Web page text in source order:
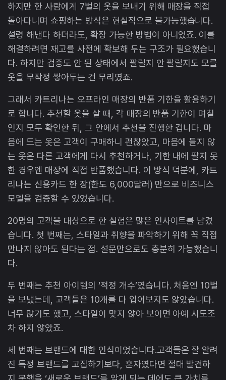
하지만 한 사람에게 7벌의 옷을 보내기 위해 매장을 직접
돌아다니며 쇼핑하는 방식은 현실적으로 불가능했습니다.
설령 해낸다 하더라도, 확장 가능한 방법이 아니었죠. 이를
해결하려면 재고를 사전에 확보해 두는 구조가 필요했습니
다. 하지만 검증도 안 된 상태에서 팔릴지 안 팔릴지도 모를
옷을 무작정 쌓아두는 건 무리였죠.
그래서 카트리나는 오프라인 매장의 반품 기한을 활용하기
로 합니다. 추천할 옷을 살 때, 각 매장의 반품 기한이 며칠
인지 모두 확인한 뒤, 그 안에서 추천을 진행한 겁니다. 마
음에 드는 옷은 고객이 구매하니 괜찮았고, 마음에 들지 않
는 옷은 다른 고객에게 다시 추천하거나, 기한 내에 팔지 못
한 경우엔 매장에 직접 반품했습니다. 이 방식 덕분에, 카트
리나는 신용카드 한 장(한도 6,000달러) 만으로 비즈니스
모델을 검증할 수 있었습니다.
20명의 고객을 대상으로 한 실험은 많은 인사이트를 남겼
습니다. 첫 번째는, 스타일과 취향을 파악하기 위해 꼭 직접
만나지 않아도 된다는 점. 설문만으로도 충분히 가능했습니
다.
두 번째는 추천 아이템의 ‘적정 개수’였습니다. 처음엔 10벌
을 보냈는데, 고객들은 10개를 다 입어보지도 않았습니다.
너무 많기도 했고, 스타일이 맞지 않아 보이면 아예 시도조
차 하지 않았죠.
세 번째는 브랜드에 대한 인식이었습니다.고객들은 잘 알려
진 특정 브랜드를 고집하기보다, 혼자였다면 절대 발견하